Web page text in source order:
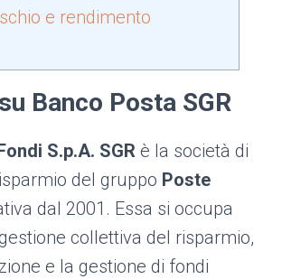
e rendimento
Banco Posta SGR
S.p.A. SGR è la società di
del gruppo Poste
dal 2001. Essa si occupa
collettiva del risparmio,
e la gestione di fondi